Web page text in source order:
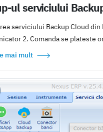
ul serviciului
serviciului Backup Cloud
2. Comanda se plateste
mai mult